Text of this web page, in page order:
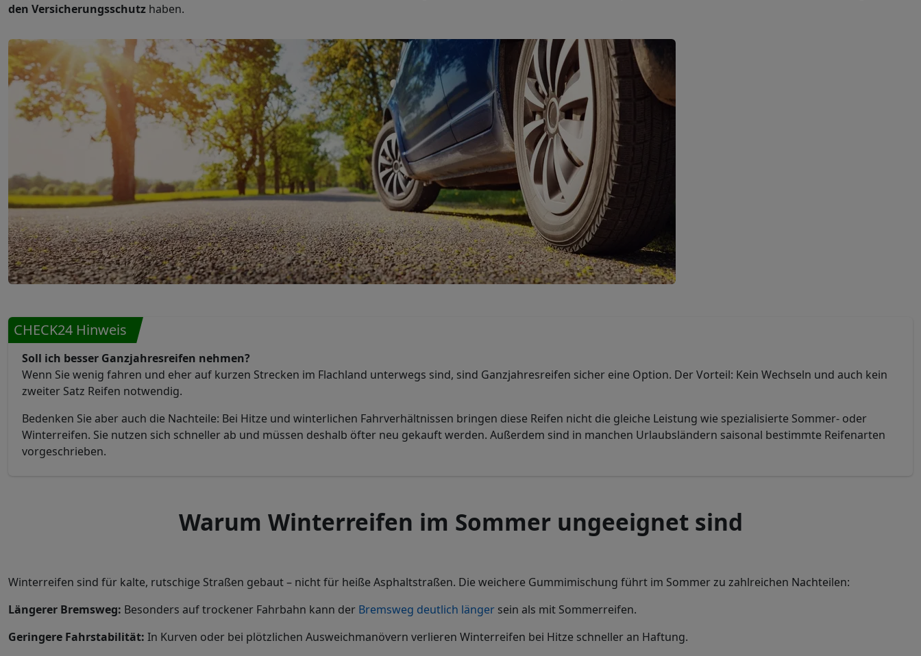
den Versicherungsschutz haben.
CHECK24 Hinweis
Soll ich besser Ganzjahresreifen nehmen?
Wenn Sie wenig fahren und eher auf kurzen Strecken im Flachland unterwegs sind, sind Ganzjahresreifen sicher eine Option. Der Vorteil: Kein Wechseln und auch kein
zweiter Satz Reifen notwendig.
Bedenken Sie aber auch die Nachteile: Bei Hitze und winterlichen Fahrverhältnissen bringen diese Reifen nicht die gleiche Leistung wie spezialisierte Sommer- oder
Winterreifen. Sie nutzen sich schneller ab und müssen deshalb öfter neu gekauft werden. Außerdem sind in manchen Urlaubsländern saisonal bestimmte Reifenarten
vorgeschrieben.
Warum Winterreifen im Sommer ungeeignet sind
Winterreifen sind für kalte, rutschige Straßen gebaut – nicht für heiße Asphaltstraßen. Die weichere Gummimischung führt im Sommer zu zahlreichen Nachteilen:
Längerer Bremsweg: Besonders auf trockener Fahrbahn kann der Bremsweg deutlich länger sein als mit Sommerreifen.
Geringere Fahrstabilität: In Kurven oder bei plötzlichen Ausweichmanövern verlieren Winterreifen bei Hitze schneller an Haftung.